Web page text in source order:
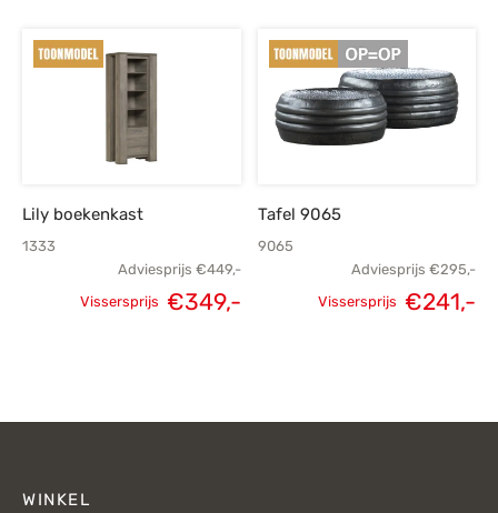
prijs is:
€155,-.
prijs was:
€749,-.
Lily boekenkast
1333
Adviesprijs €449,-
Vissersprijs €349,-
Tafel 9065
9065
Adviesprijs €295,-
Vissersprijs €241,-
WINKEL